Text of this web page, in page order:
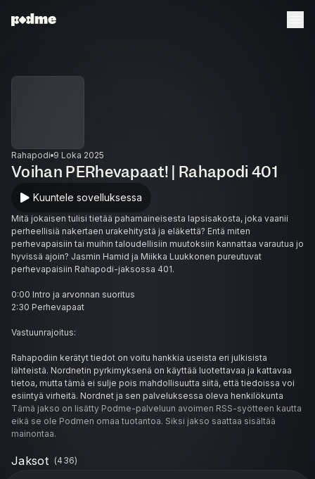
Rahapodi 9 Loka 2025
Voihan PERhevapaat! | Rahapodi 401
Kuuntele sovelluksessa
Mitä jokaisen tulisi tietää pahamaineisesta lapsisakosta, joka vaanii
perheellisiä nakertaen urakehitystä ja eläkettä? Entä miten
perhevapaisiin tai muihin taloudellisiin muutoksiin kannattaa varautua jo
hyvissä ajoin? Jasmin Hamid ja Miikka Luukkonen pureutuvat
perhevapaisiin Rahapodi-jaksossa 401.
0:00 Intro ja arvonnan suoritus
2:30 Perhevapaat
Vastuunrajoitus:
Rahapodiin kerätyt tiedot on voitu hankkia useista eri julkisista
lähteistä. Nordnetin pyrkimyksenä on käyttää luotettavaa ja kattavaa
tietoa, mutta tämä ei sulje pois mahdollisuutta siitä, että tiedoissa voi
esiintyä virheitä. Nordnet ja sen palveluksessa oleva henkilökunta
eivät vastaa vahingoista, jotka aiheutuvat tässä rahapodissa kuultujen
tietojen käytöstä tai näiden perusteella tehtävien sijoituspäätösten
taloudellisesta tuloksesta. Mikään tässä rahapodissa esitetty ei ole,
kehotukseksi ostaa tai myydä rahoitusvälineitä. Sijoittajan tulee
sijoituspäätöksiä tehdessään perustaa päätöksensä omaan
Tämä jakso on lisätty Podme-palveluun avoimen RSS-syötteen kautta
eikä se ole Podmen omaa tuotantoa. Siksi jakso saattaa sisältää
mainontaa.
Jaksot (436)